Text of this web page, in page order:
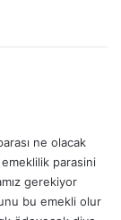
ne olacak
parasini
gerekiyor
bu emekli olur